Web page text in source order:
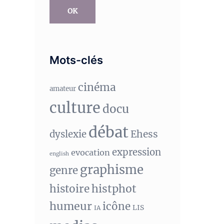
OK
Mots-clés
amateur cinéma
culture docu
dyslexie débat Ehess
english evocation expression
genre graphisme
histoirehistphot
humeur IA icône LIS